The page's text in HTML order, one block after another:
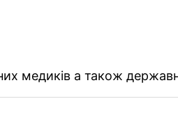
медиків а також